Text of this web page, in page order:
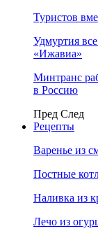
Туристов
Удмуртия
«Ижавиа»
Минтранс
в Россию
Пред След
Рецепты
Варенье из
Постные
Наливка из
Лечо из